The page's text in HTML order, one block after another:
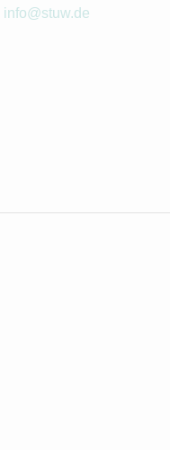
info@stuw.de